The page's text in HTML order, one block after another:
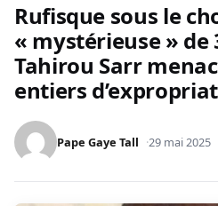
Rufisque sous le
« mystérieuse »
Tahirou Sarr
entiers
Pape Gaye Tall 29 mai 2025